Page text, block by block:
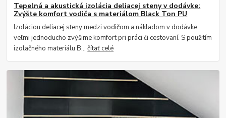
Tepelná a akustická izolácia deliacej steny v dodávke:
Zvýšte komfort vodiča s materiálom Black Ton PU
Izoláciou deliacej steny medzi vodičom a nákladom v dodávke
veľmi jednoducho zvýšime komfort pri práci či cestovaní. S použitím
izolačného materiálu B...čítať celé